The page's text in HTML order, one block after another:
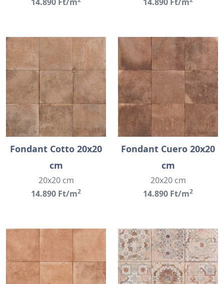
Fondant Cotto 20x20
cm
20x20 cm
14.890 Ft/m2
Fondant Cuero 20x20
cm
20x20 cm
14.890 Ft/m2